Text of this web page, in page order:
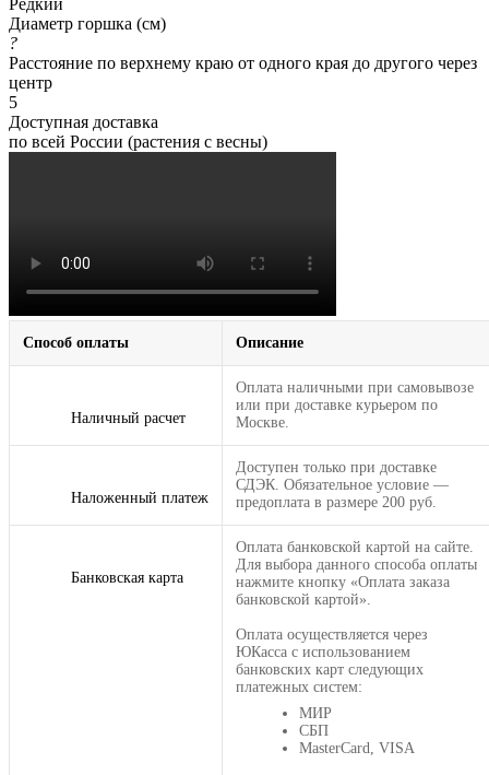
Диаметр горшка (см)
?
Расстояние по верхнему краю от одного края до другого через
центр
5
Доступная доставка
по всей России (растения с весны)
Способ оплаты Описание
Наличный расчет
Оплата наличными при самовывозе
или при доставке курьером по
Москве.
Наложенный платеж
Доступен только при доставке
СДЭК. Обязательное условие —
предоплата в размере 200 руб.
Банковская карта
Оплата банковской картой на сайте.
Для выбора данного способа оплаты
нажмите кнопку «Оплата заказа
банковской картой».
Оплата осуществляется через
ЮКасса с использованием
банковских карт следующих
платежных систем:
МИР
СБП
MasterCard, VISA